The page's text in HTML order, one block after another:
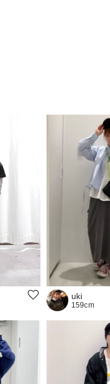
uki
159cm